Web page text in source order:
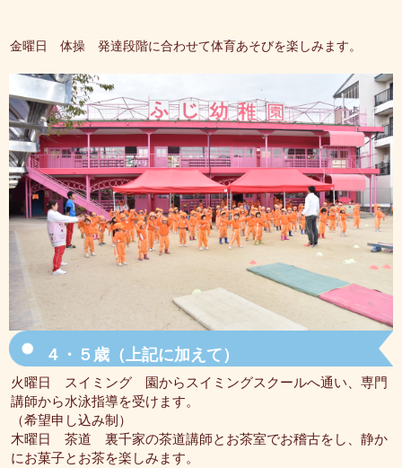
金曜日 体操 発達段階に合わせて体育あそびを楽しみます。
４・５歳（上記に加えて）
火曜日 スイミング 園からスイミングスクールへ通い、専門
講師から水泳指導を受けます。
（希望申し込み制）
木曜日 茶道 裏千家の茶道講師とお茶室でお稽古をし、静か
にお菓子とお茶を楽しみます。